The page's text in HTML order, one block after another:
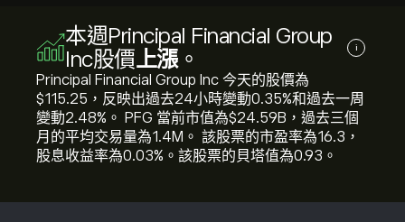
本週Principal Financial Group
Inc股價上漲。 i
Principal Financial Group Inc 今天的股價為‎
$‎115.25，反映出過去24小時變動‎0.35‎%和過去一周
變動‎2.48‎%。 PFG 當前市值為‎$‎24.59B，過去三個
月的平均交易量為1.4M。 該股票的市盈率為16.3，
股息收益率為0.03%。該股票的貝塔值為0.93。